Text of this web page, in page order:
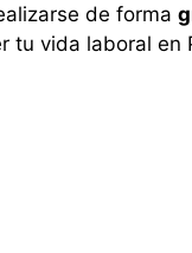
de forma
vida laboral